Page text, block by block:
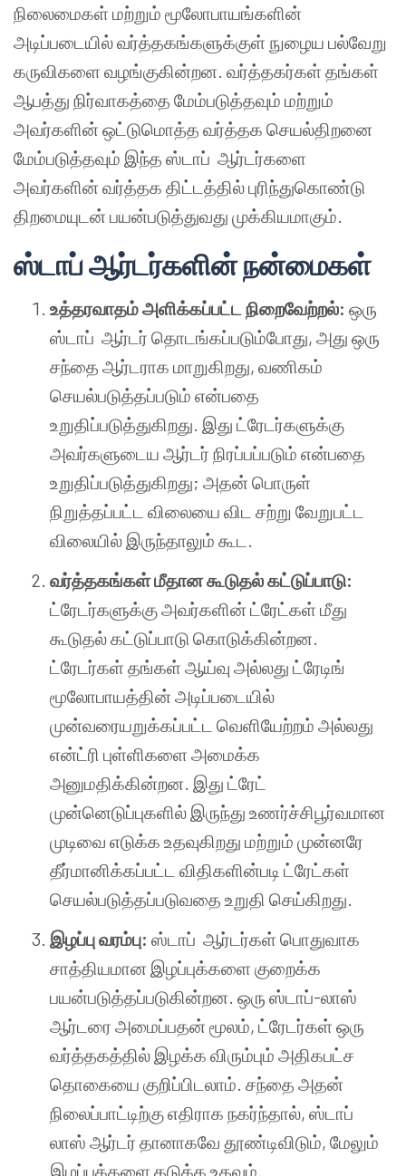
நிலைமைகள் மற்றும் மூலோபாயங்களின்
அடிப்படையில் வர்த்தகங்களுக்குள் நுழைய பல்வேறு
கருவிகளை வழங்குகின்றன. வர்த்தகர்கள் தங்கள்
ஆபத்து நிர்வாகத்தை மேம்படுத்தவும் மற்றும்
அவர்களின் ஒட்டுமொத்த வர்த்தக செயல்திறனை
மேம்படுத்தவும் இந்த ஸ்டாப் ஆர்டர்களை
அவர்களின் வர்த்தக திட்டத்தில் புரிந்துகொண்டு
திறமையுடன் பயன்படுத்துவது முக்கியமாகும்.
ஸ்டாப் ஆர்டர்களின் நன்மைகள்
உத்தரவாதம் அளிக்கப்பட்ட நிறைவேற்றல்: ஒரு
ஸ்டாப் ஆர்டர் தொடங்கப்படும்போது, அது ஒரு
சந்தை ஆர்டராக மாறுகிறது, வணிகம்
செயல்படுத்தப்படும் என்பதை
உறுதிப்படுத்துகிறது. இது ட்ரேடர்களுக்கு
அவர்களுடைய ஆர்டர் நிரப்பப்படும் என்பதை
உறுதிப்படுத்துகிறது; அதன் பொருள்
நிறுத்தப்பட்ட விலையை விட சற்று வேறுபட்ட
விலையில் இருந்தாலும் கூட.
வர்த்தகங்கள் மீதான கூடுதல் கட்டுப்பாடு:
ட்ரேடர்களுக்கு அவர்களின் ட்ரேட்கள் மீது
கூடுதல் கட்டுப்பாடு கொடுக்கின்றன.
ட்ரேடர்கள் தங்கள் ஆய்வு அல்லது ட்ரேடிங்
மூலோபாயத்தின் அடிப்படையில்
முன்வரையறுக்கப்பட்ட வெளியேற்றம் அல்லது
என்ட்ரி புள்ளிகளை அமைக்க
அனுமதிக்கின்றன. இது ட்ரேட்
முன்னெடுப்புகளில் இருந்து உணர்ச்சிபூர்வமான
முடிவை எடுக்க உதவுகிறது மற்றும் முன்னரே
தீர்மானிக்கப்பட்ட விதிகளின்படி ட்ரேட்கள்
செயல்படுத்தப்படுவதை உறுதி செய்கிறது.
இழப்பு வரம்பு: ஸ்டாப் ஆர்டர்கள் பொதுவாக
சாத்தியமான இழப்புக்களை குறைக்க
பயன்படுத்தப்படுகின்றன. ஒரு ஸ்டாப்-லாஸ்
ஆர்டரை அமைப்பதன் மூலம், ட்ரேடர்கள் ஒரு
வர்த்தகத்தில் இழக்க விரும்பும் அதிகபட்ச
தொகையை குறிப்பிடலாம். சந்தை அதன்
நிலைப்பாட்டிற்கு எதிராக நகர்ந்தால், ஸ்டாப்
லாஸ் ஆர்டர் தானாகவே தூண்டிவிடும், மேலும்
இழப்புக்களை தடுக்க உதவும்.